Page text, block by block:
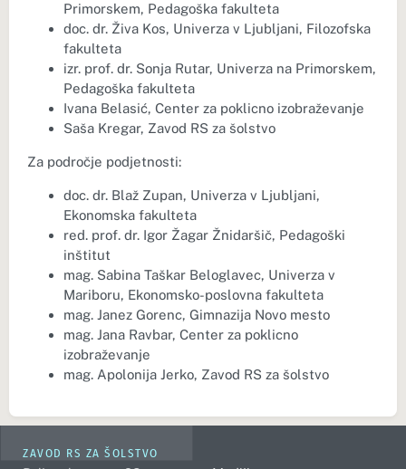
Primorskem, Pedagoška fakulteta
doc. dr. Živa Kos, Univerza v Ljubljani, Filozofska
fakulteta
izr. prof. dr. Sonja Rutar, Univerza na Primorskem,
Pedagoška fakulteta
Ivana Belasić, Center za poklicno izobraževanje
Saša Kregar, Zavod RS za šolstvo
Za področje podjetnosti:
doc. dr. Blaž Zupan, Univerza v Ljubljani,
Ekonomska fakulteta
red. prof. dr. Igor Žagar Žnidaršič, Pedagoški
inštitut
mag. Sabina Taškar Beloglavec, Univerza v
Mariboru, Ekonomsko-poslovna fakulteta
mag. Janez Gorenc, Gimnazija Novo mesto
mag. Jana Ravbar, Center za poklicno
izobraževanje
mag. Apolonija Jerko, Zavod RS za šolstvo
ZAVOD RS ZA ŠOLSTVO